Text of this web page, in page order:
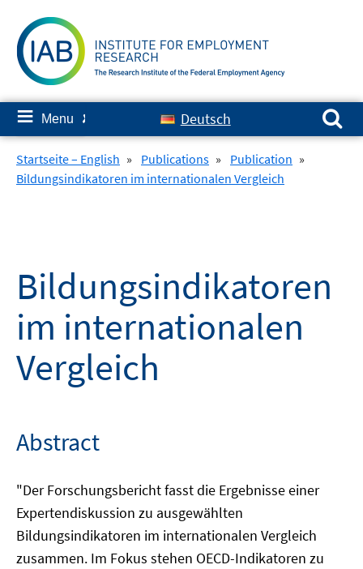
content
≡ Menu ✘ Deutsch
Search for:
Startseite – English » Publications » Publication »
Bildungsindikatoren im internationalen Vergleich
Bildungsindikatoren
im internationalen
Vergleich
Abstract
"Der Forschungsbericht fasst die Ergebnisse einer
Expertendiskussion zu ausgewählten
Bildungsindikatoren im internationalen Vergleich
zusammen. Im Fokus stehen OECD-Indikatoren zu